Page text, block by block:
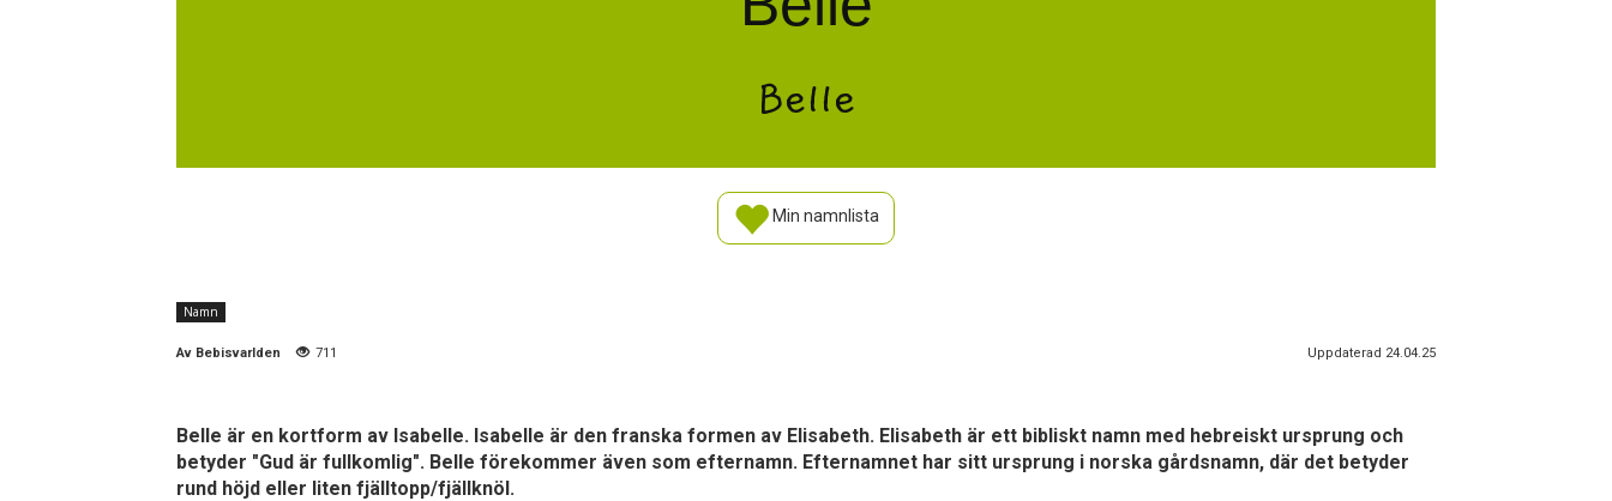
Belle
Min namnlista
Namn
Av Bebisvarlden 711 Uppdaterad 24.04.25
Belle är en kortform av Isabelle. Isabelle är den franska formen av Elisabeth. Elisabeth är ett bibliskt namn med hebreiskt ursprung och
betyder "Gud är fullkomlig". Belle förekommer även som efternamn. Efternamnet har sitt ursprung i norska gårdsnamn, där det betyder
rund höjd eller liten fjälltopp/fjällknöl.